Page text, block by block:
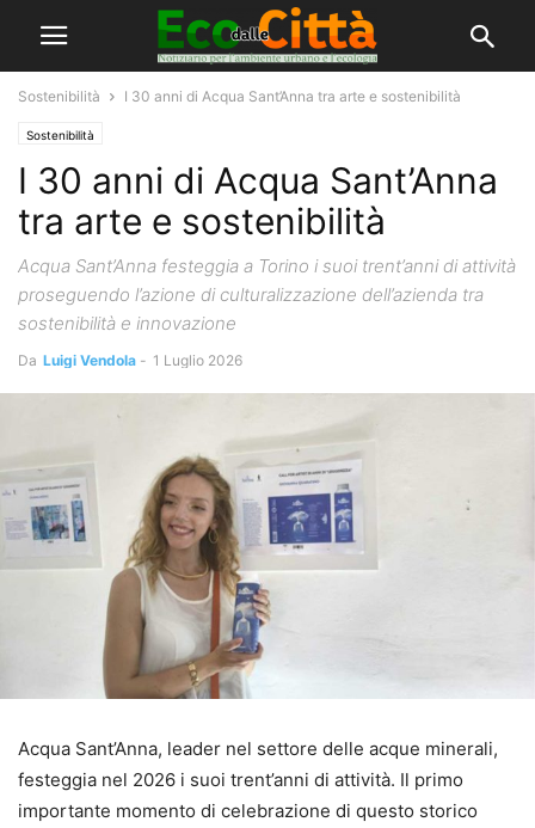
Sostenibilità I 30 anni di Acqua Sant’Anna tra arte e sostenibilità
Sostenibilità
I 30 anni di Acqua Sant’Anna
tra arte e sostenibilità
Acqua Sant’Anna festeggia a Torino i suoi trent’anni di attività
proseguendo l’azione di culturalizzazione dell’azienda tra
sostenibilità e innovazione
Da Luigi Vendola - 1 Luglio 2026
Acqua Sant’Anna, leader nel settore delle acque minerali,
festeggia nel 2026 i suoi trent’anni di attività. Il primo
importante momento di celebrazione di questo storico